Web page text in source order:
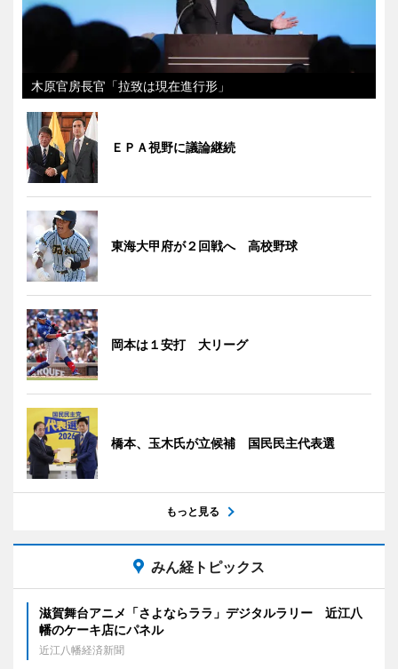
木原官房長官「拉致は現在進行形」
ＥＰＡ視野に議論継続
東海大甲府が２回戦へ 高校野球
岡本は１安打 大リーグ
橋本、玉木氏が立候補 国民民主代表選
もっと見る
みん経トピックス
滋賀舞台アニメ「さよならララ」デジタルラリー 近江八
幡のケーキ店にパネル
近江八幡経済新聞